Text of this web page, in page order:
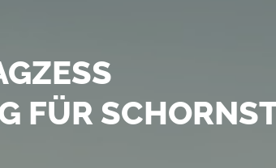
FÜR
MIT WEITBLICK.
MIT DEM